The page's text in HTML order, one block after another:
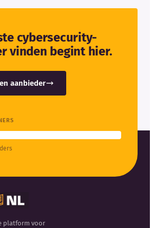
cybersecurity-
vinden begint hier.
aanbieder
platform voor